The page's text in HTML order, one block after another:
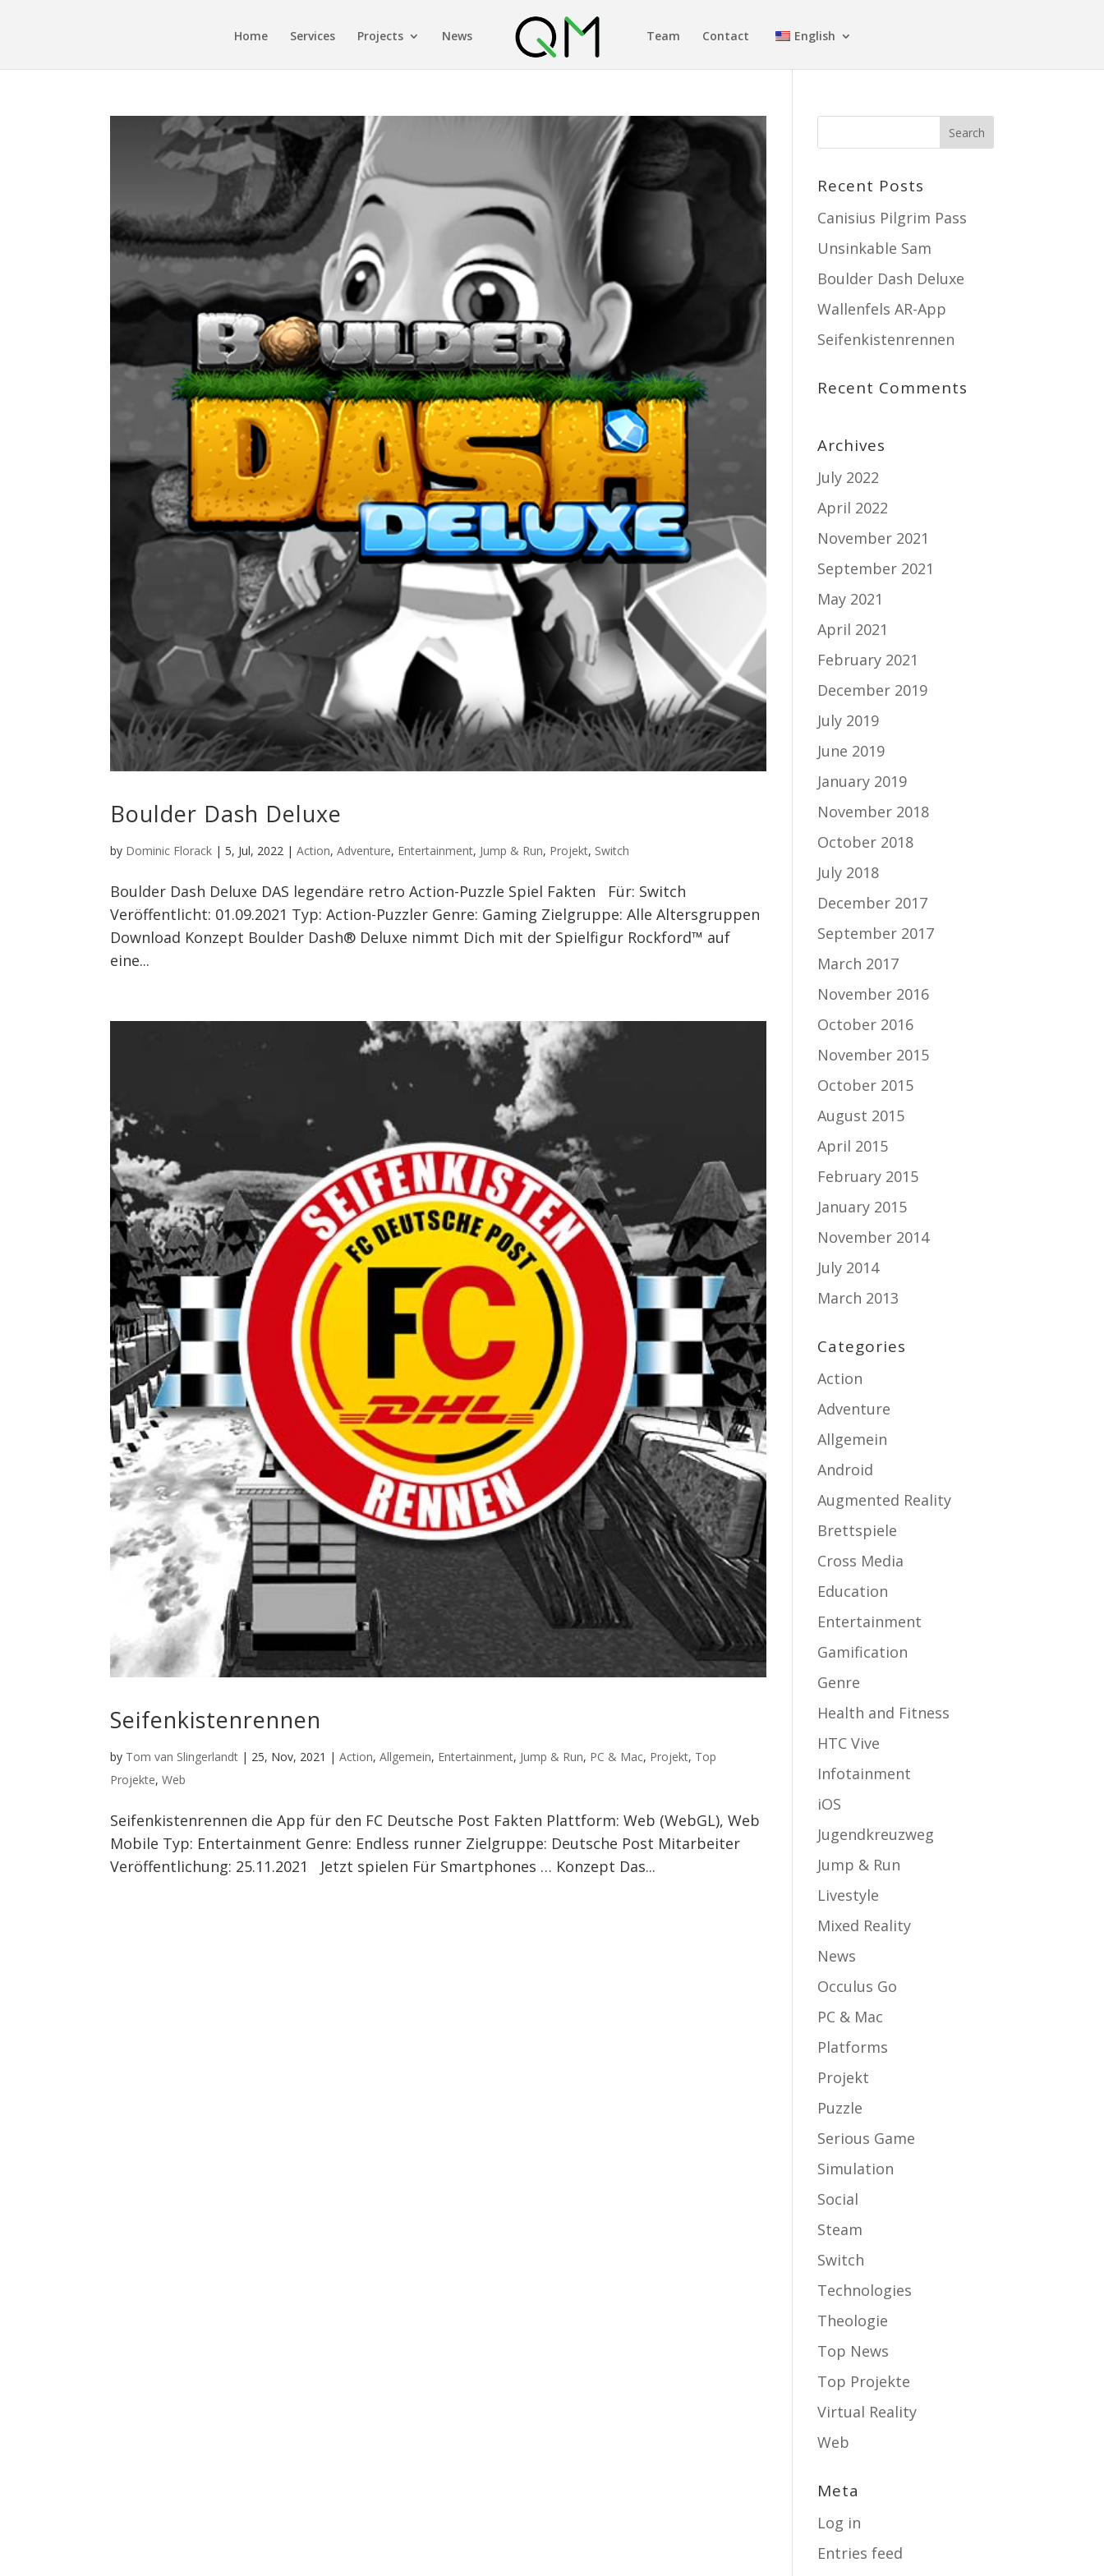
Home Services Projects News Team Contact English
Boulder Dash Deluxe
by Dominic Florack |5, Jul, 2022 |Action,Adventure, Entertainment, Jump & Run, Projekt, Switch
Boulder Dash Deluxe DAS legendäre retro Action-Puzzle Spiel Fakten Für: Switch
Veröffentlicht: 01.09.2021 Typ: Action-Puzzler Genre: Gaming Zielgruppe: Alle Altersgruppen
Download Konzept Boulder Dash® Deluxe nimmt Dich mit der Spielfigur Rockford™ auf
eine...
Seifenkistenrennen
by Tom van Slingerlandt | 25, Nov, 2021 |Action,Allgemein, Entertainment, Jump & Run, PC & Mac, Projekt, Top
Projekte,Web
Seifenkistenrennen die App für den FC Deutsche Post Fakten Plattform: Web (WebGL), Web
Mobile Typ: Entertainment Genre: Endless runner Zielgruppe: Deutsche Post Mitarbeiter
Veröffentlichung: 25.11.2021 Jetzt spielen Für Smartphones … Konzept Das...
Recent Posts
Canisius Pilgrim Pass
Unsinkable Sam
Boulder Dash Deluxe
Wallenfels AR-App
Seifenkistenrennen
Recent Comments
Archives
July 2022
April 2022
November 2021
September 2021
May 2021
April 2021
February 2021
December 2019
July 2019
June 2019
January 2019
November 2018
October 2018
July 2018
December 2017
September 2017
March 2017
November 2016
October 2016
November 2015
October 2015
August 2015
April 2015
February 2015
January 2015
November 2014
July 2014
March 2013
Categories
Action
Adventure
Allgemein
Android
Augmented Reality
Brettspiele
Cross Media
Education
Entertainment
Gamification
Genre
Health and Fitness
HTC Vive
Infotainment
iOS
Jugendkreuzweg
Jump & Run
Livestyle
Mixed Reality
News
Occulus Go
PC & Mac
Platforms
Projekt
Puzzle
Serious Game
Simulation
Social
Steam
Switch
Technologies
Theologie
Top News
Top Projekte
Virtual Reality
Web
Meta
Log in
Entries feed